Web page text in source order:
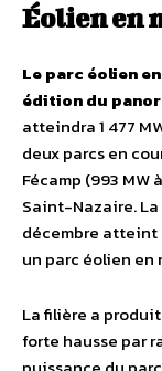
Éolien en
Le parc éolien
édition du
atteindra 1 477
deux parcs en
Fécamp (993 MW
Saint-Nazaire.
décembre atteint
un parc éolien en
La filière a produit
forte hausse par